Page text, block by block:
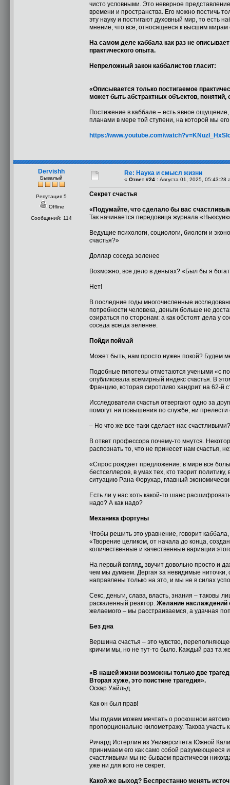
чисто условными. Это неверное
времени и пространства. Его можно постичь
эту науку и постигают духовный мир, то есть
мнение, что все, относящееся к высшим мирам
На самом деле каббала как раз не
практического опыта.
Непреложный закон каббалистов гласит:
«Описывается только постигаемое
может быть абстрактных объектов,
Постижение в каббале – есть явное
планами в мере той ступени, на которой мы
https://www.youtube.com/
Dervishh
Бывалый
Репутация 5
Offline
Сообщений: 114
Re: Наука и смысл жизни
« Ответ #24 : Августа 01, 2025, 05:43:28
Секрет счастья
«Подумайте, что сделало бы вас
Так начинается передовица журнала
Ведущие психологи, социологи, биологи и
счастья?»
Доллар соседа зеленее
Возможно, все дело в деньгах? «Был бы я
Нет!
В последние годы многочисленные
потребности человека, деньги больше не
озираться по сторонам: а как обстоят дела у
соседа всегда зеленее.
Пойди поймай
Может быть, нам просто нужен покой? Будем
Подобные гипотезы отметаются учеными «с
опубликовала всемирный индекс счастья. В
Францию, которая сиротливо хандрит на 62-й
Исследователи счастья отвергают одно за
помогут ни повышения по службе, ни
– Но что же все-таки сделает нас
В ответ профессора почему-то мнутся.
распознать то, что не принесет нам счастья,
«Спрос рождает предложение: в мире все
бестселлеров, в умах тех, кто творит
ситуацию Рана Форухар, главный
Есть ли у нас хоть какой-то шанс
надо? А как надо?
Механика фортуны
Чтобы решить это уравнение, говорит
«Творение целиком, от начала до конца,
количественные и качественные вариации
На первый взгляд, звучит довольно просто и
чем мы думаем. Дергая за невидимые ниточки,
направлены только на это, и мы не в силах
Секс, деньги, слава, власть, знания – таковы
раскаленный реактор. Желание наслаждений
желаемого – мы расстраиваемся, а удачная
Без дна
Вершина счастья – это чувство,
кричим мы, но не тут-то было. Каждый раз та
«В нашей жизни возможны только две
Вторая хуже, это поистине трагедия».
Оскар Уайльд.
Как он был прав!
Мы годами можем мечтать о роскошном
пропорционально километражу. Такова
Ричард Истерлин из Университета Южной
принимаем его как само собой разумеющееся
счастливыми мы не бываем практически
уже ни для кого не секрет.
Какой же выход? Беспрестанно менять